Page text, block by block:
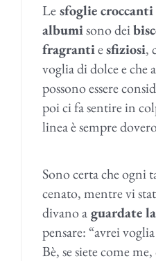
Lesfoglie croccanti
albumisono deib
fragrantiesfiziosi,
voglia di dolce e che
possono essere
poi ci fa sentire in
linea è sempre
Sono certa che ogni
cenato, mentre vi
divano aguardate
pensare: “avrei
Bè, se siete come